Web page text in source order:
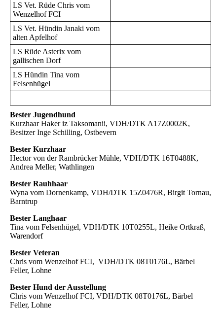
LS Vet. Rüde Chris vom
Wenzelhof FCI
LS Vet. Hündin Janaki vom
alten Apfelhof
LS Rüde Asterix vom
gallischen Dorf
LS Hündin Tina vom
Felsenhügel
Bester Jugendhund
Kurzhaar Haker iz Taksomanii, VDH/DTK A17Z0002K,
Besitzer Inge Schilling, Ostbevern
Bester Kurzhaar
Hector von der Rambrücker Mühle, VDH/DTK 16T0488K,
Andrea Meller, Wathlingen
Bester Rauhhaar
Wyna vom Dornenkamp, VDH/DTK 15Z0476R, Birgit Tornau,
Barntrup
Bester Langhaar
Tina vom Felsenhügel, VDH/DTK 10T0255L, Heike Ortkraß,
Warendorf
Bester Veteran
Chris vom Wenzelhof FCI, VDH/DTK 08T0176L, Bärbel
Feller, Lohne
Bester Hund der Ausstellung
Chris vom Wenzelhof FCI, VDH/DTK 08T0176L, Bärbel
Feller, Lohne